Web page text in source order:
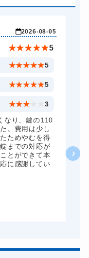
10,780円～(税込)
11,000円～(税込)
2026-08-05
★★★★★5
★★★★★5
★★★★★5
★★★ 3
なり、鍵の110
。費用は少し
ためやむを得
までの対応が
とができて本
に感謝してい